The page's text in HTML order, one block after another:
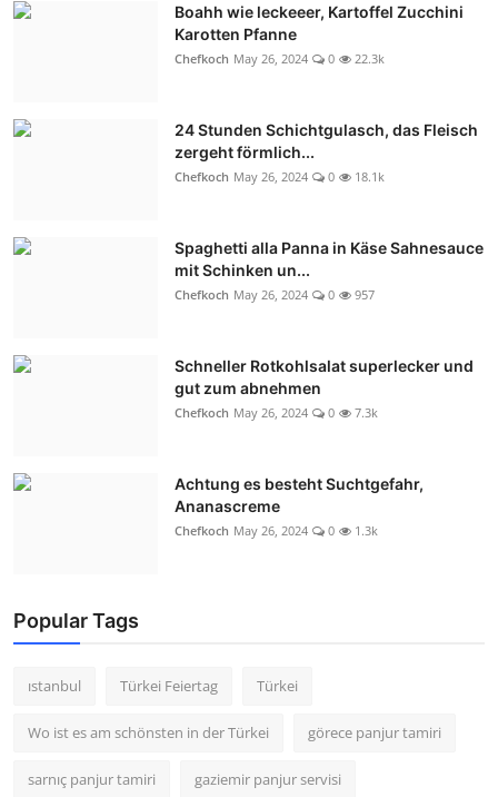
Boahh wie leckeeer, Kartoffel Zucchini
Karotten Pfanne
Chefkoch May 26, 2024 0 22.3k
24 Stunden Schichtgulasch, das Fleisch
zergeht förmlich...
Chefkoch May 26, 2024 0 18.1k
Spaghetti alla Panna in Käse Sahnesauce
mit Schinken un...
Chefkoch May 26, 2024 0 957
Schneller Rotkohlsalat superlecker und
gut zum abnehmen
Chefkoch May 26, 2024 0 7.3k
Achtung es besteht Suchtgefahr,
Ananascreme
Chefkoch May 26, 2024 0 1.3k
Popular Tags
ıstanbul Türkei Feiertag Türkei
Wo ist es am schönsten in der Türkei görece panjur tamiri
sarnıç panjur tamiri gaziemir panjur servisi